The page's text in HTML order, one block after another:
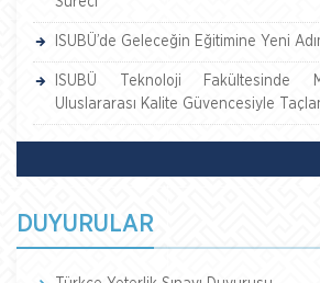
ISUBÜ’de Geleceğin Eğitimine Yeni
ISUBÜ Teknoloji Fakültesinde
Uluslararası Kalite Güvencesiyle
DUYURULAR